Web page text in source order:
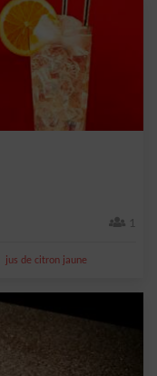
1
jus de citron jaune